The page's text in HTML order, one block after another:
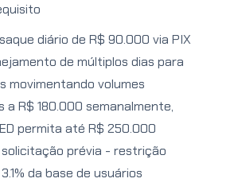
diário de R$ 90.000 via PIX
de múltiplos dias para
movimentando volumes
a R$ 180.000 semanalmente,
permita até R$ 250.000
prévia - restrição
da base de usuários